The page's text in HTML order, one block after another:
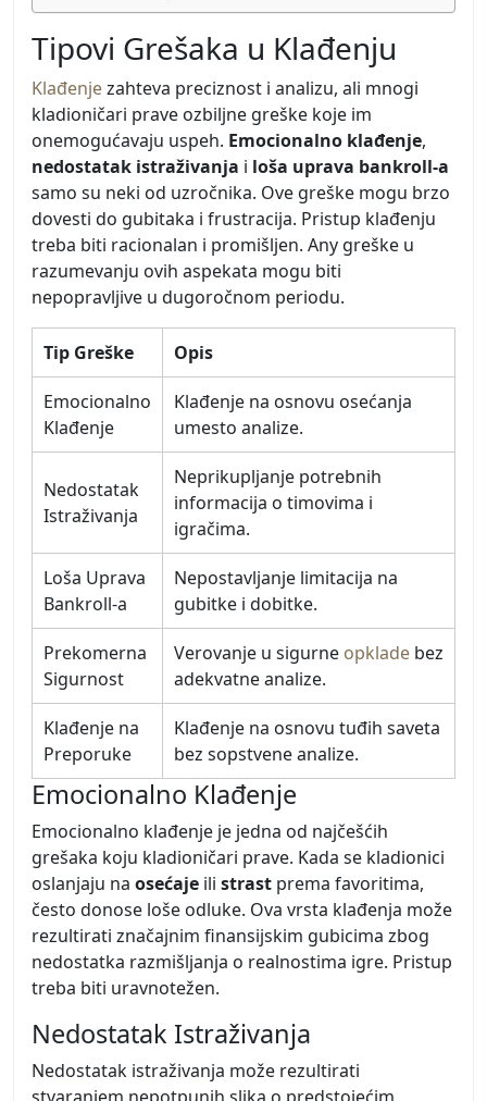
Tipovi Grešaka u Klađenju
Klađenjezahteva preciznost i analizu, ali mnogi
kladioničari prave ozbiljne greške koje im
onemogućavaju uspeh. Emocionalno klađenje,
nedostatak istraživanja i loša uprava bankroll-a
samo su neki od uzročnika. Ove greške mogu brzo
dovesti do gubitaka i frustracija. Pristup klađenju
treba biti racionalan i promišljen. Any greške u
razumevanju ovih aspekata mogu biti
nepopravljive u dugoročnom periodu.
Tip Greške Opis
Emocionalno
Klađenje
Klađenje na osnovu osećanja
umesto analize.
Nedostatak
Istraživanja
Neprikupljanje potrebnih
informacija o timovima i
igračima.
Loša Uprava
Bankroll-a
Nepostavljanje limitacija na
gubitke i dobitke.
Prekomerna
Sigurnost
Verovanje u sigurne opklade bez
adekvatne analize.
Klađenje na
Preporuke
Klađenje na osnovu tuđih saveta
bez sopstvene analize.
Emocionalno Klađenje
Emocionalno klađenje je jedna od najčešćih
grešaka koju kladioničari prave. Kada se kladionici
oslanjaju na osećaje ili strast prema favoritima,
često donose loše odluke. Ova vrsta klađenja može
rezultirati značajnim finansijskim gubicima zbog
nedostatka razmišljanja o realnostima igre. Pristup
treba biti uravnotežen.
Nedostatak Istraživanja
Nedostatak istraživanja može rezultirati